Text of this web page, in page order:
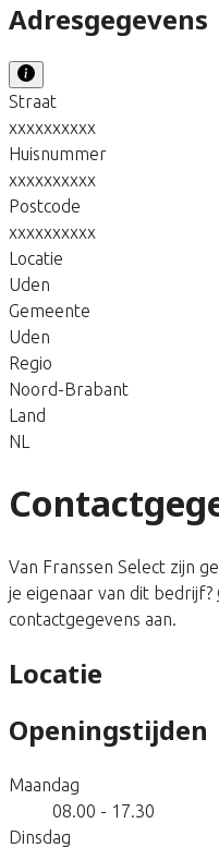
Adresgegevens
Straat
xxxxxxxxxx
Huisnummer
xxxxxxxxxx
Postcode
xxxxxxxxxx
Locatie
Uden
Gemeente
Uden
Regio
Noord-Brabant
Land
NL
Van Franssen Select zijn
je eigenaar van dit bedrijf?
contactgegevens aan.
Locatie
Openingstijden
Maandag
08.00 - 17.30
Dinsdag